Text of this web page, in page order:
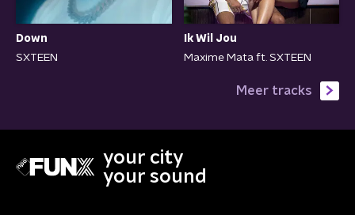
Down
SXTEEN
Ik Wil Jou
Maxime Mata ft. SXTEEN
Meer tracks
your city
your sound